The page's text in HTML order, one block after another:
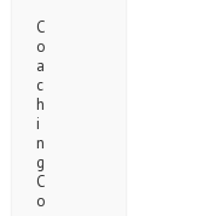
C
o
a
c
h
i
n
g
C
o